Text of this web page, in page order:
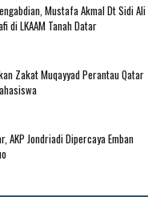
Mustafa Akmal Dt Sidi Ali
di LKAAM Tanah Datar
Zakat Muqayyad Perantau Qatar
AKP Jondriadi Dipercaya Emban